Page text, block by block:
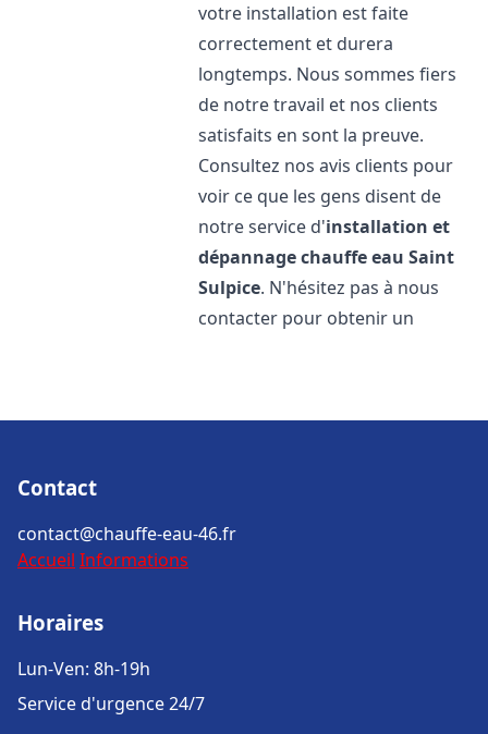
votre installation est faite
correctement et durera
longtemps. Nous sommes fiers
de notre travail et nos clients
satisfaits en sont la preuve.
Consultez nos avis clients pour
voir ce que les gens disent de
notre service d'installation et
dépannage chauffe eau Saint
Sulpice. N'hésitez pas à nous
contacter pour obtenir un
Contact
contact@chauffe-eau-46.fr
Accueil Informations
Horaires
Lun-Ven: 8h-19h
Service d'urgence 24/7